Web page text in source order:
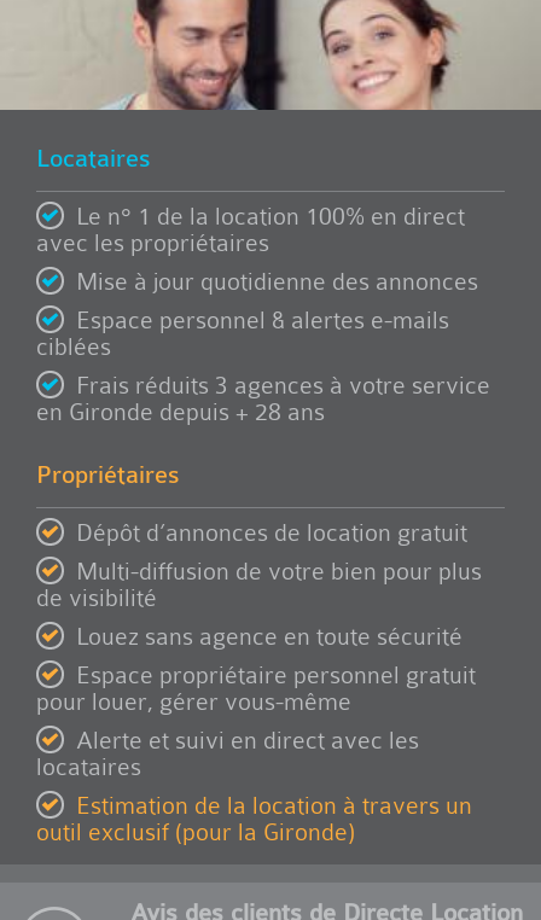
Locataires
Le n° 1 de la location 100% en direct
avec les propriétaires
Mise à jour quotidienne des annonces
Espace personnel & alertes e-mails
ciblées
Frais réduits 3 agences à votre service
en Gironde depuis + 28 ans
Propriétaires
Dépôt d’annonces de location gratuit
Multi-diffusion de votre bien pour plus
de visibilité
Louez sans agence en toute sécurité
Espace propriétaire personnel gratuit
pour louer, gérer vous-même
Alerte et suivi en direct avec les
locataires
Estimation de la location à travers un
outil exclusif (pour la Gironde)
Avis des clients de Directe Location